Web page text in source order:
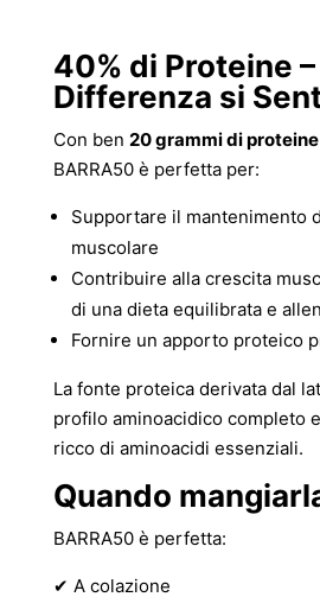
40% di Proteine –
Differenza si
Con ben 20 grammi di
BARRA50 è perfetta per:
Supportare il mantenimento
muscolare
Contribuire alla crescita
di una dieta equilibrata e
Fornire un apporto proteico
La fonte proteica derivata dal
profilo aminoacidico completo
ricco di aminoacidi essenziali.
Quando
BARRA50 è perfetta:
✔ A colazione